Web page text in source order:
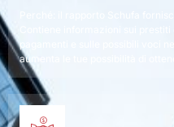
Perché: il rapporto Schufa
Contiene informazioni sui
pagamenti e sulle possibili voci
aumenta le tue possibilità di